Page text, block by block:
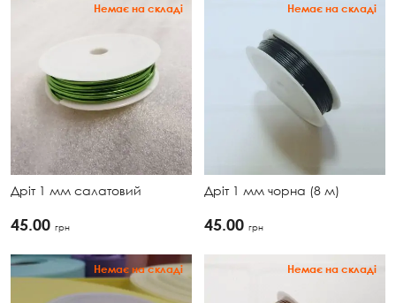
Немає на складі
Дріт 1 мм салатовий
45.00 грн
Немає на складі
Дріт 1 мм чорна (8 м)
45.00 грн
Немає на складі Немає на складі